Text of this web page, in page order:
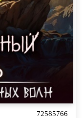
72585766